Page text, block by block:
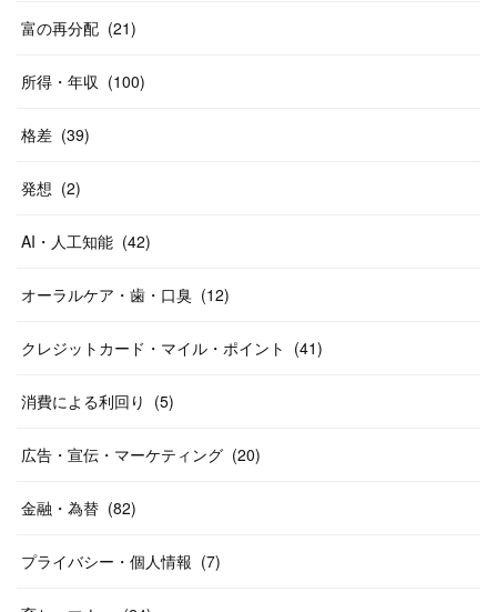
富の再分配 (21)
所得・年収 (100)
格差 (39)
発想 (2)
AI・人工知能 (42)
オーラルケア・歯・口臭 (12)
クレジットカード・マイル・ポイント (41)
消費による利回り (5)
広告・宣伝・マーケティング (20)
金融・為替 (82)
プライバシー・個人情報 (7)